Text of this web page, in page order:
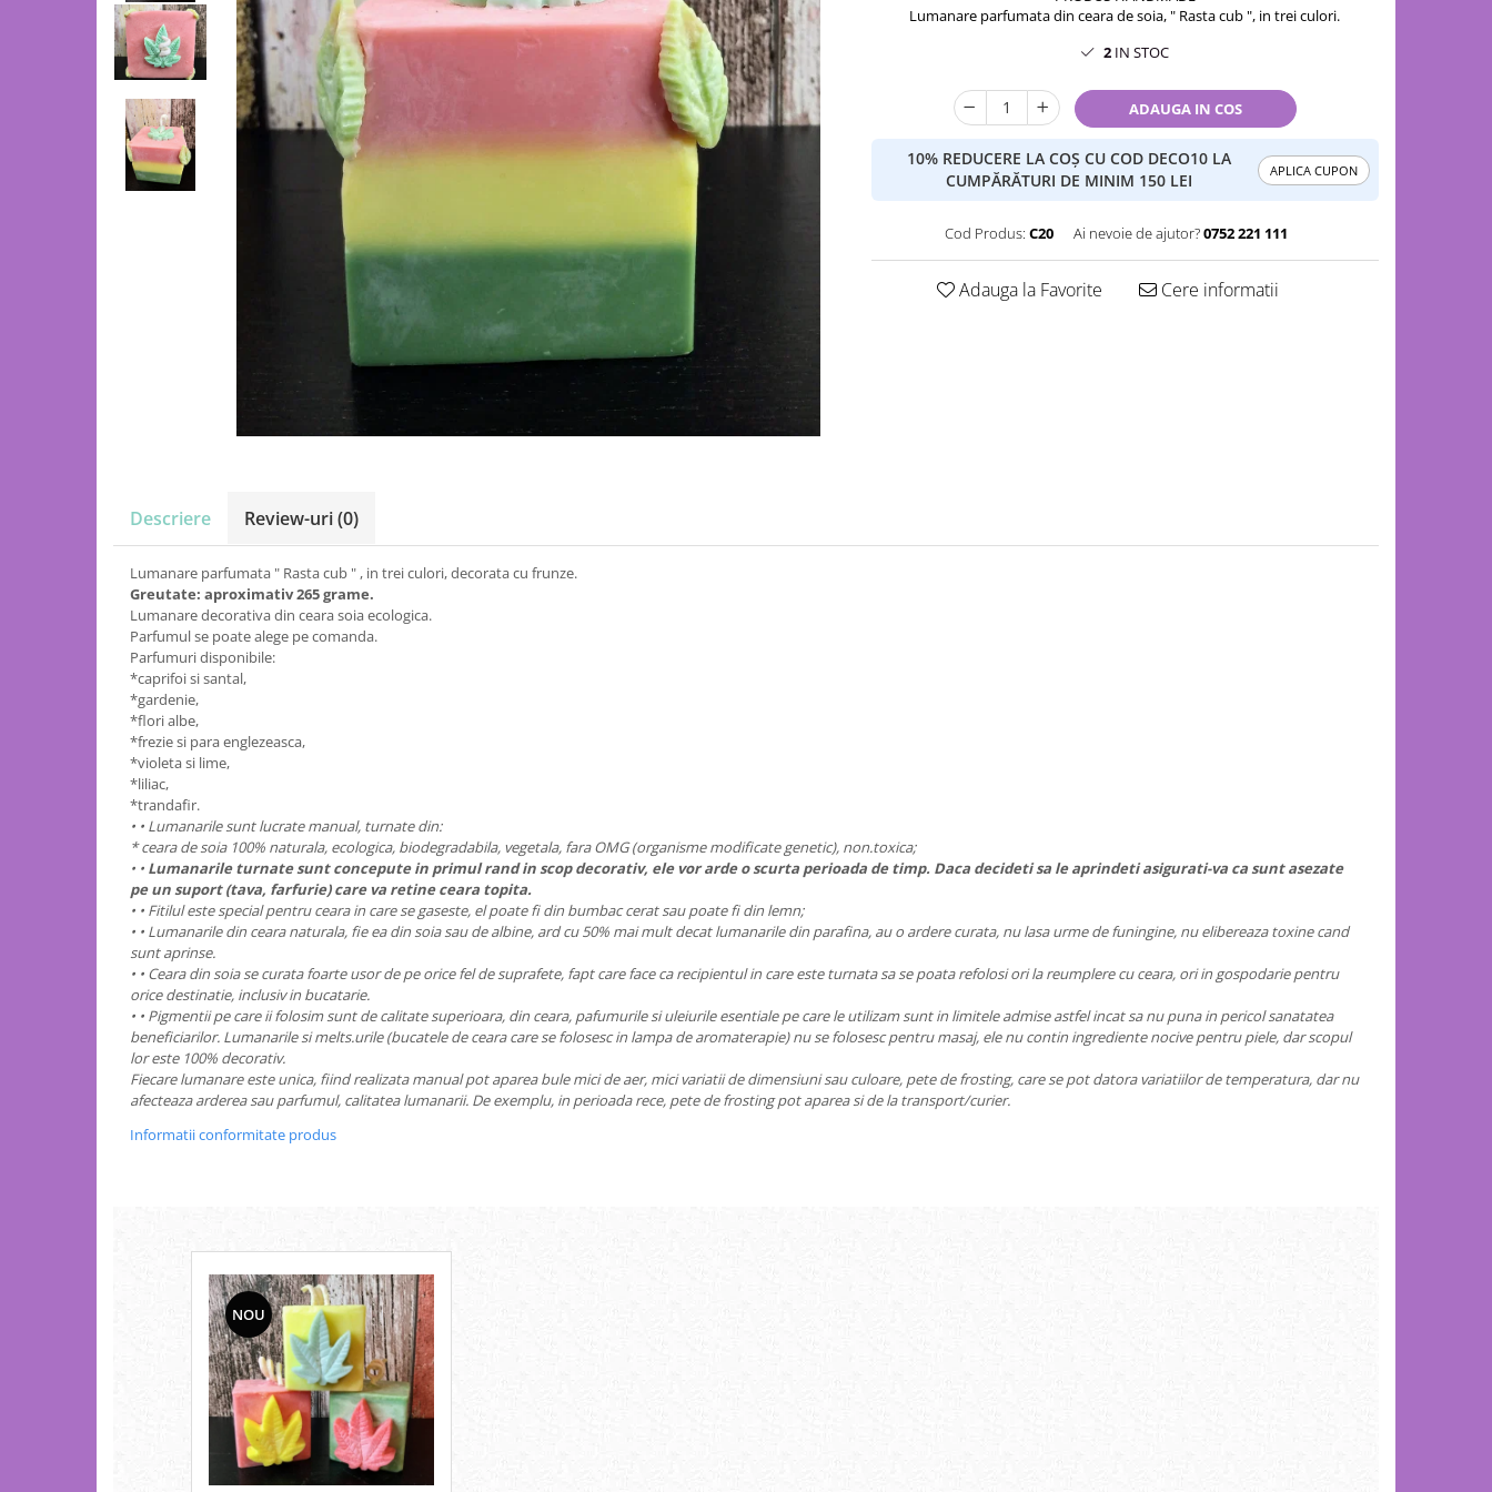
Lumanare parfumata din ceara de soia, " Rasta cub ", in trei culori.
2 IN STOC
ADAUGA IN COS
10% REDUCERE LA COȘ CU COD DECO10 LA
CUMPĂRĂTURI DE MINIM 150 LEI
APLICA CUPON
Cod Produs: C20 Ai nevoie de ajutor?0752 221 111
Adauga la Favorite Cere informatii
Descriere Review-uri(0)
Lumanare parfumata " Rasta cub " , in trei culori, decorata cu frunze.
Greutate: aproximativ 265 grame.
Lumanare decorativa din ceara soia ecologica.
Parfumul se poate alege pe comanda.
Parfumuri disponibile:
*caprifoi si santal,
*gardenie,
*flori albe,
*frezie si para englezeasca,
*violeta si lime,
*liliac,
*trandafir.
• • Lumanarile sunt lucrate manual, turnate din:
* ceara de soia 100% naturala, ecologica, biodegradabila, vegetala, fara OMG (organisme modificate genetic), non.toxica;
• • Lumanarile turnate sunt concepute in primul rand in scop decorativ, ele vor arde o scurta perioada de timp. Daca decideti sa le aprindeti asigurati-va ca sunt asezate
pe un suport (tava, farfurie) care va retine ceara topita.
• • Fitilul este special pentru ceara in care se gaseste, el poate fi din bumbac cerat sau poate fi din lemn;
• • Lumanarile din ceara naturala, fie ea din soia sau de albine, ard cu 50% mai mult decat lumanarile din parafina, au o ardere curata, nu lasa urme de funingine, nu elibereaza toxine cand
sunt aprinse.
• • Ceara din soia se curata foarte usor de pe orice fel de suprafete, fapt care face ca recipientul in care este turnata sa se poata refolosi ori la reumplere cu ceara, ori in gospodarie pentru
orice destinatie, inclusiv in bucatarie.
• • Pigmentii pe care ii folosim sunt de calitate superioara, din ceara, pafumurile si uleiurile esentiale pe care le utilizam sunt in limitele admise astfel incat sa nu puna in pericol sanatatea
beneficiarilor. Lumanarile si melts.urile (bucatele de ceara care se folosesc in lampa de aromaterapie) nu se folosesc pentru masaj, ele nu contin ingrediente nocive pentru piele, dar scopul
lor este 100% decorativ.
Fiecare lumanare este unica, fiind realizata manual pot aparea bule mici de aer, mici variatii de dimensiuni sau culoare, pete de frosting, care se pot datora variatiilor de temperatura, dar nu
afecteaza arderea sau parfumul, calitatea lumanarii. De exemplu, in perioada rece, pete de frosting pot aparea si de la transport/curier.
Informatii conformitate produs
NOU